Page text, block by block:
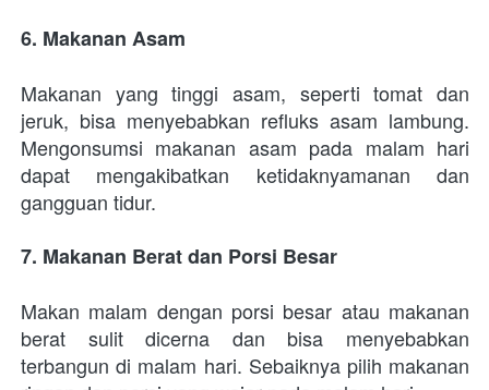
6. Makanan Asam
Makanan yang tinggi asam, seperti tomat dan
jeruk, bisa menyebabkan refluks asam lambung.
Mengonsumsi makanan asam pada malam hari
dapat mengakibatkan ketidaknyamanan dan
gangguan tidur.
7. Makanan Berat dan Porsi Besar
Makan malam dengan porsi besar atau makanan
berat sulit dicerna dan bisa menyebabkan
terbangun di malam hari. Sebaiknya pilih makanan